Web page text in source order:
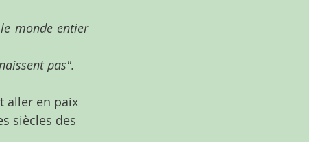
monde entier
pas".
aller en paix
siècles des